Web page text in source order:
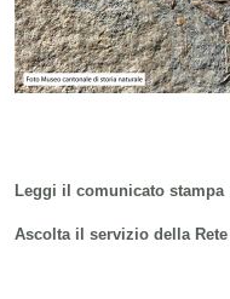
Leggi il comunicato stampa
Ascolta il servizio della